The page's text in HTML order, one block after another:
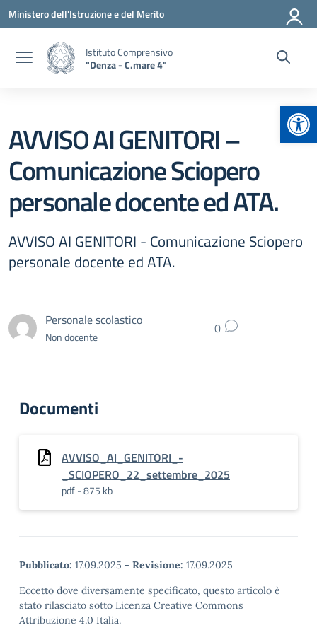
Vai ai contenuti
Vai al menu di navigazione
Vai al footer
Ministero dell'Istruzione e del Merito
Istituto Comprensivo
"Denza - C.mare 4"
AVVISO AI GENITORI –
Comunicazione Sciopero
personale docente ed ATA.
AVVISO AI GENITORI - Comunicazione Sciopero
personale docente ed ATA.
Personale scolastico
Non docente 0
Documenti
AVVISO_AI_GENITORI_-
_SCIOPERO_22_settembre_2025
pdf - 875 kb
Pubblicato: 17.09.2025 - Revisione: 17.09.2025
Eccetto dove diversamente specificato, questo articolo è
stato rilasciato sotto Licenza Creative Commons
Attribuzione 4.0 Italia.